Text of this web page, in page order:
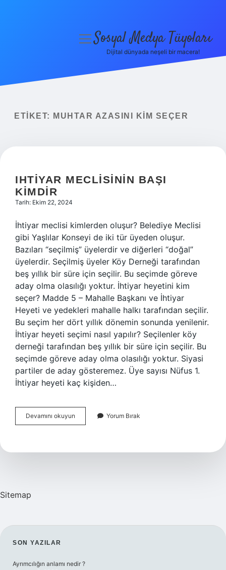
Yasal Uyarı
menüyüSosyal Medya Tüyoları
Dijital dünyada neşeli bir macera!
ETIKET: MUHTAR AZASINI KIM SEÇER
IHTIYAR MECLISININ BAŞI
KIMDIR
Tarih: Ekim 22, 2024
İhtiyar meclisi kimlerden oluşur? Belediye Meclisi
gibi Yaşlılar Konseyi de iki tür üyeden oluşur.
Bazıları “seçilmiş” üyelerdir ve diğerleri “doğal”
üyelerdir. Seçilmiş üyeler Köy Derneği tarafından
beş yıllık bir süre için seçilir. Bu seçimde göreve
aday olma olasılığı yoktur. İhtiyar heyetini kim
seçer? Madde 5 – Mahalle Başkanı ve İhtiyar
Heyeti ve yedekleri mahalle halkı tarafından seçilir.
Bu seçim her dört yıllık dönemin sonunda yenilenir.
İhtiyar heyeti seçimi nasıl yapılır? Seçilenler köy
derneği tarafından beş yıllık bir süre için seçilir. Bu
seçimde göreve aday olma olasılığı yoktur. Siyasi
partiler de aday gösteremez. Üye sayısı Nüfus 1.
İhtiyar heyeti kaç kişiden…
Devamını okuyun
Meclisinin
Yorum Bırak
Sitemap
SIDEBAR
SON YAZILAR
Ayrımcılığın anlamı nedir ?